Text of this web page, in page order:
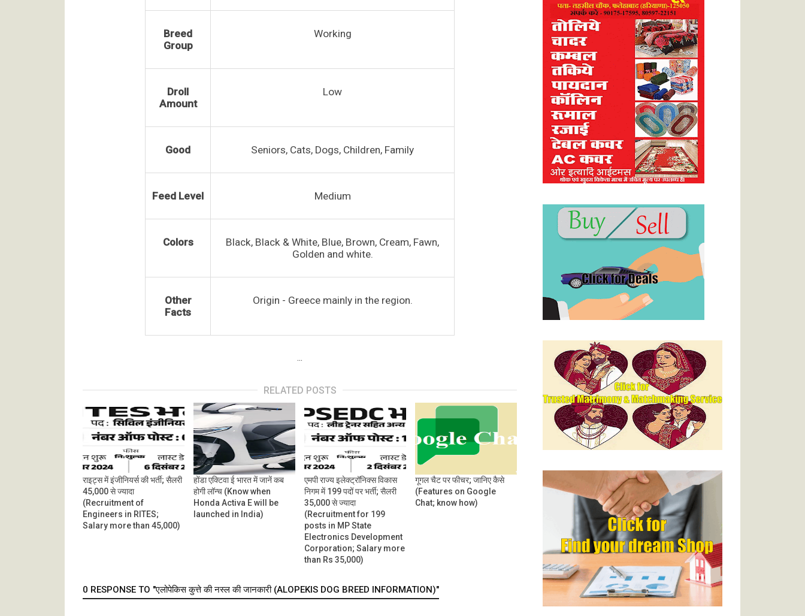
Breed
Group
Working
Droll
Amount
Low
Good Seniors, Cats, Dogs, Children, Family
Feed Level Medium
Colors
Black, Black & White, Blue, Brown, Cream, Fawn,
Golden and white.
Other
Facts
Origin - Greece mainly in the region.
...
RELATED POSTS
राइट्स में इंजीनियर्स की भर्ती; सैलरी
45,000 से ज्यादा
(Recruitment of
Engineers in RITES;
Salary more than 45,000)
होंडा एक्टिवा ई भारत में जानें कब
होगी लॉन्च (Know when
Honda Activa E will be
launched in India)
एमपी राज्य इलेक्ट्रॉनिक्स विकास
निगम में 199 पदों पर भर्ती; सैलरी
35,000 से ज्यादा
(Recruitment for 199
posts in MP State
Electronics Development
Corporation; Salary more
than Rs 35,000)
गूगल चैट पर फीचर; जानिए कैसे
(Features on Google
Chat; know how)
0 RESPONSE TO "एलोपेकिस कुत्ते की नस्ल की जानकारी (ALOPEKIS DOG BREED INFORMATION)"